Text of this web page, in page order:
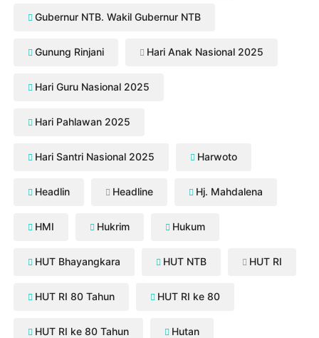
Gubernur NTB. Wakil Gubernur NTB
Gunung Rinjani Hari Anak Nasional 2025
Hari Guru Nasional 2025
Hari Pahlawan 2025
Hari Santri Nasional 2025 Harwoto
Headlin Headline Hj. Mahdalena
HMI Hukrim Hukum
HUT Bhayangkara HUT NTB HUT RI
HUT RI 80 Tahun HUT RI ke 80
HUT RI ke 80 Tahun Hutan